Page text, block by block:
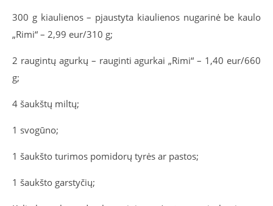
300 g kiaulienos – pjaustyta kiaulienos nugarinė be kaulo
„Rimi“ – 2,99 eur/310 g;
2 raugintų agurkų – rauginti agurkai „Rimi“– 1,40 eur/660
g;
4 šaukštų miltų;
1 svogūno;
1 šaukšto turimos pomidorų tyrės ar pastos;
1 šaukšto garstyčių;